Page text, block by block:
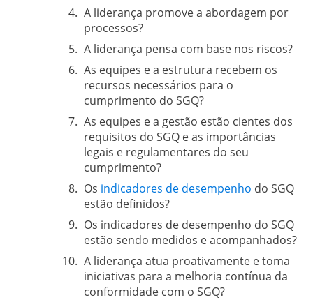
A liderança promove a abordagem por
processos?
A liderança pensa com base nos riscos?
As equipes e a estrutura recebem os
recursos necessários para o
cumprimento do SGQ?
As equipes e a gestão estão cientes dos
requisitos do SGQ e as importâncias
legais e regulamentares do seu
cumprimento?
Os indicadores de desempenho do SGQ
estão definidos?
Os indicadores de desempenho do SGQ
estão sendo medidos e acompanhados?
A liderança atua proativamente e toma
iniciativas para a melhoria contínua da
conformidade com o SGQ?